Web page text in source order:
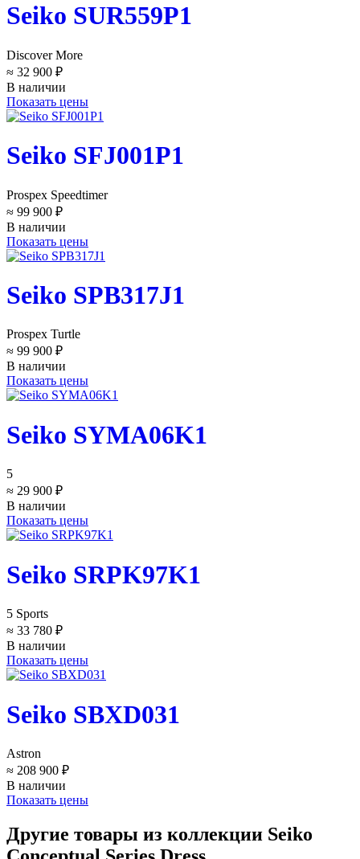
Seiko SUR559P1
Discover More
≈ 32 900 ₽
В наличии
Показать цены
Seiko SFJ001P1
Prospex Speedtimer
≈ 99 900 ₽
В наличии
Показать цены
Seiko SPB317J1
Prospex Turtle
≈ 99 900 ₽
В наличии
Показать цены
Seiko SYMA06K1
5
≈ 29 900 ₽
В наличии
Показать цены
Seiko SRPK97K1
5 Sports
≈ 33 780 ₽
В наличии
Показать цены
Seiko SBXD031
Astron
≈ 208 900 ₽
В наличии
Показать цены
Другие товары из коллекции Seiko